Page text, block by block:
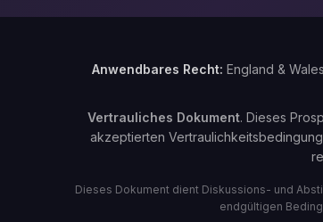
Anwendbares Recht: England & Wales
Vertrauliches Dokument. Dieses
akzeptierten
Dieses Dokument dient Diskussions- und
endgültigen